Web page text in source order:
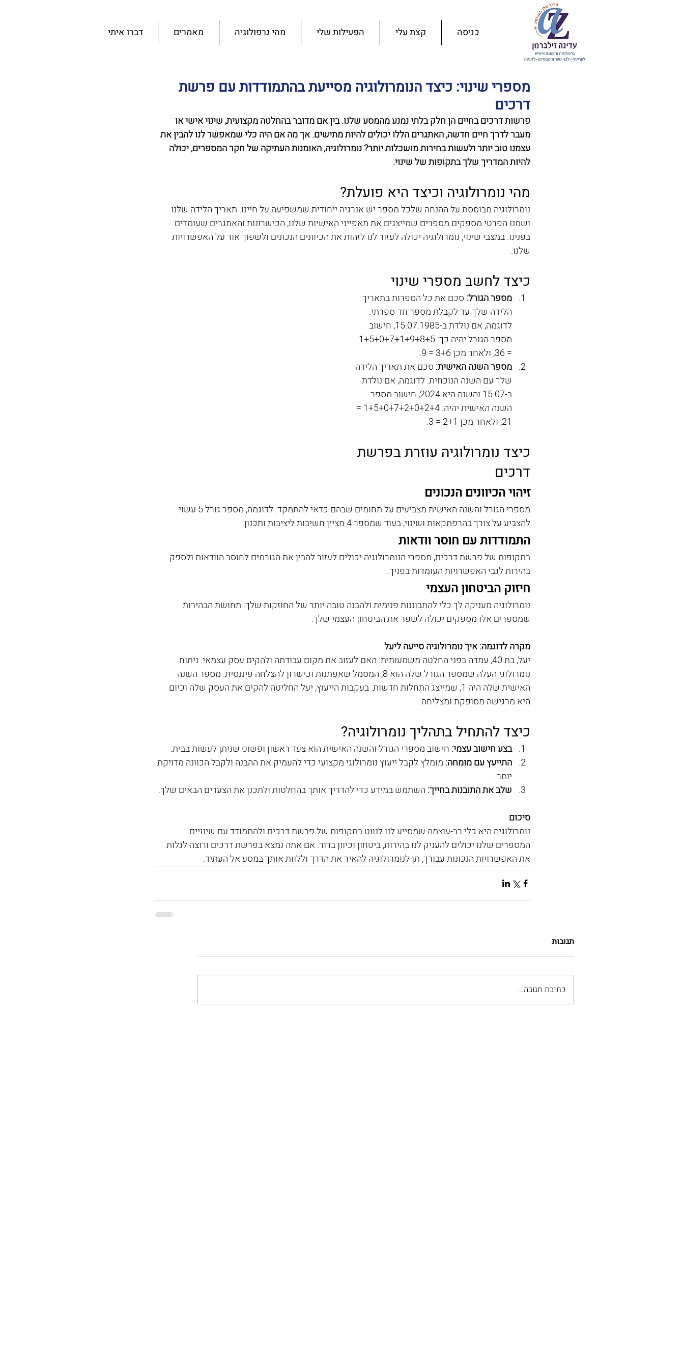
כניסה קצת עלי הפעילות שלי מהי גרפולוגיה מאמרים דברו איתי
מספרי שינוי: כיצד הנומרולוגיה מסייעת בהתמודדות עם פרשת
דרכים
פרשות דרכים בחיים הן חלק בלתי נמנע מהמסע שלנו. בין אם מדובר בהחלטה מקצועית, שינוי אישי או
מעבר לדרך חיים חדשה, האתגרים הללו יכולים להיות מתישים. אך מה אם היה כלי שמאפשר לנו להבין את
עצמנו טוב יותר ולעשות בחירות מושכלות יותר? נומרולוגיה, האומנות העתיקה של חקר המספרים, יכולה
להיות המדריך שלך בתקופות של שינוי.
מהי נומרולוגיה וכיצד היא פועלת?
נומרולוגיה מבוססת על ההנחה שלכל מספר יש אנרגיה ייחודית שמשפיעה על חיינו. תאריך הלידה שלנו
ושמנו הפרטי מספקים מספרים שמייצגים את מאפייני האישיות שלנו, הכישרונות והאתגרים שעומדים
בפנינו. במצבי שינוי, נומרולוגיה יכולה לעזור לנו לזהות את הכיוונים הנכונים ולשפוך אור על האפשרויות
שלנו.
כיצד לחשב מספרי שינוי
מספר הגורל: סכם את כל הספרות בתאריך
הלידה שלך עד לקבלת מספר חד-ספרתי.
לדוגמה, אם נולדת ב-15.07.1985, חישוב
= 36, ולאחר מכן 3+6 = 9.
מספר השנה האישית: סכם את תאריך הלידה
שלך עם השנה הנוכחית. לדוגמה, אם נולדת
ב-15.07 והשנה היא 2024, חישוב מספר
השנה האישית יהיה: 1+5+0+7+2+0+2+4 =
21, ולאחר מכן 2+1 = 3.
כיצד נומרולוגיה עוזרת בפרשת
דרכים
זיהוי הכיוונים הנכונים
מספרי הגורל והשנה האישית מצביעים על תחומים שבהם כדאי להתמקד. לדוגמה, מספר גורל 5 עשוי
להצביע על צורך בהרפתקאות ושינוי, בעוד שמספר 4 מציין חשיבות ליציבות ותכנון.
התמודדות עם חוסר וודאות
בתקופות של פרשת דרכים, מספרי הנומרולוגיה יכולים לעזור להבין את הגורמים לחוסר הוודאות ולספק
בהירות לגבי האפשרויות העומדות בפניך.
חיזוק הביטחון העצמי
נומרולוגיה מעניקה לך כלי להתבוננות פנימית ולהבנה טובה יותר של החוזקות שלך. תחושת הבהירות
שמספרים אלו מספקים יכולה לשפר את הביטחון העצמי שלך.
מקרה לדוגמה: איך נומרולוגיה סייעה ליעל
יעל, בת 40, עמדה בפני החלטה משמעותית: האם לעזוב את מקום עבודתה ולהקים עסק עצמאי. ניתוח
נומרולוגי העלה שמספר הגורל שלה הוא 8, המסמל שאפתנות וכישרון להצלחה פיננסית. מספר השנה
האישית שלה היה 1, שמייצג התחלות חדשות. בעקבות הייעוץ, יעל החליטה להקים את העסק שלה וכיום
היא מרגישה מסופקת ומצליחה.
כיצד להתחיל בתהליך נומרולוגיה?
בצע חישוב עצמי: חישוב מספרי הגורל והשנה האישית הוא צעד ראשון ופשוט שניתן לעשות בבית.
התייעץ עם מומחה: מומלץ לקבל ייעוץ נומרולוגי מקצועי כדי להעמיק את ההבנה ולקבל הכוונה מדויקת
יותר.
שלב את התובנות בחייך: השתמש במידע כדי להדריך אותך בהחלטות ולתכנן את הצעדים הבאים שלך.
סיכום
נומרולוגיה היא כלי רב-עוצמה שמסייע לנו לנווט בתקופות של פרשת דרכים ולהתמודד עם שינויים.
המספרים שלנו יכולים להעניק לנו בהירות, ביטחון וכיוון ברור. אם אתה נמצא בפרשת דרכים ורוצה לגלות
את האפשרויות הנכונות עבורך, תן לנומרולוגיה להאיר את הדרך וללוות אותך במסע אל העתיד.
תגובות
כתיבת תגובה...